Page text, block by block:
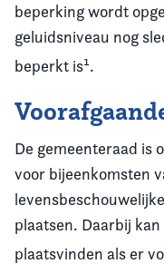
beperking wordt
geluidsniveau nog
beperkt is1.
De gemeenteraad is
voor bijeenkomsten
plaatsen. Daarbij
plaatsvinden als er